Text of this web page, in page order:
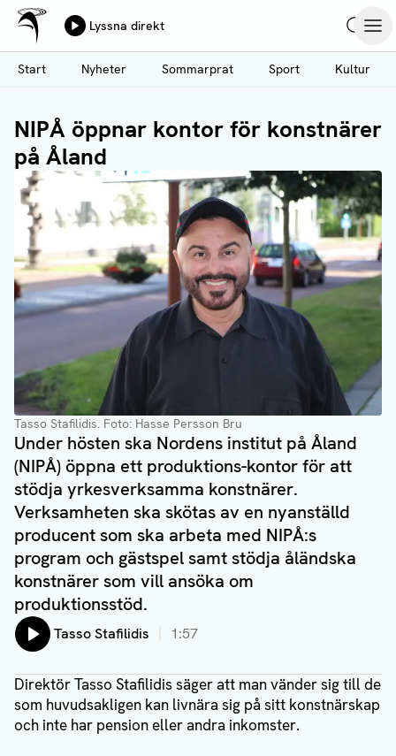
Hoppa
till
huvudinnehåll
Ålands Radio & TV
Lyssna direkt
Start
Nyheter Sommarprat Sport Kultur
NIPÅ öppnar kontor för konstnärer
på Åland
Tasso Stafilidis. Foto: Hasse Persson Bru
Under hösten ska Nordens institut på Åland
(NIPÅ) öppna ett produktions-kontor för att
stödja yrkesverksamma konstnärer.
Verksamheten ska skötas av en nyanställd
producent som ska arbeta med NIPÅ:s
program och gästspel samt stödja åländska
konstnärer som vill ansöka om
produktionsstöd.
Lyssna på:
Tasso Stafilidis 1:57
Direktör Tasso Stafilidis säger att man vänder sig till de
som huvudsakligen kan livnära sig på sitt konstnärskap
och inte har pension eller andra inkomster.